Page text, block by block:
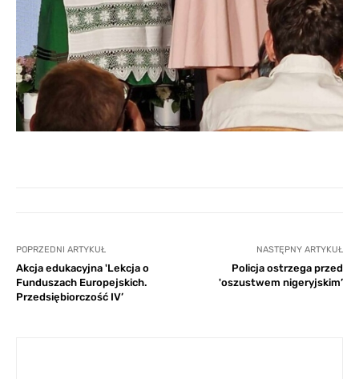
POPRZEDNI ARTYKUŁ
Akcja edukacyjna 'Lekcja o
Funduszach Europejskich.
Przedsiębiorczość IV’
NASTĘPNY ARTYKUŁ
Policja ostrzega przed
'oszustwem nigeryjskim’